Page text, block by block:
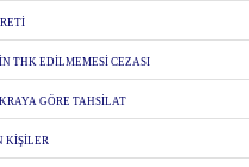
THK EDİLMEMESİ CEZASI
GÖRE TAHSİLAT
KİŞİLER